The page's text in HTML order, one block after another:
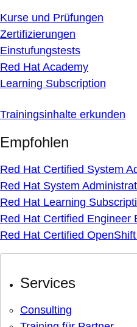
Kurse und Prüfungen
Zertifizierungen
Einstufungstests
Red Hat Academy
Learning Subscription
Trainingsinhalte erkunden
Empfohlen
Red Hat Certified System
Red Hat System
Red Hat Learning
Red Hat Certified Engineer
Red Hat Certified
Services
Consulting